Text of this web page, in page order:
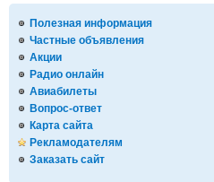
Полезная информация
Частные объявления
Акции
Радио онлайн
Авиабилеты
Вопрос-ответ
Карта сайта
Рекламодателям
Заказать сайт